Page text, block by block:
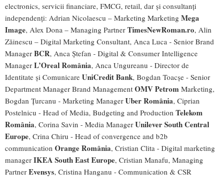
electronics, servicii financiare, FMCG, retail, dar şi consultanţi
independenţi: Adrian Nicolaescu – Marketing Marketing Mega
Image, Alex Dona – Managing Partner TimesNewRoman.ro, Alin
Zăinescu – Digital Marketing Consultant, Anca Luca - Senior Brand
Manager BCR, Anca Ştefan - Digital & Consumer Intelligence
Manager L’Oreal România, Anca Ungureanu - Director de
Identitate și Comunicare UniCredit Bank, Bogdan Toacșe - Senior
Department Manager Brand Management OMV Petrom Marketing,
Bogdan Țurcanu - Marketing Manager Uber România, Ciprian
Postelnicu - Head of Media, Budgeting and Production Telekom
România, Corina Savin - Media Manager Unilever South Central
Europe, Crina Chiru - Head of convergence and b2b
communication Orange România, Cristian Clita - Digital marketing
manager IKEA South East Europe, Cristian Manafu, Managing
Partner Evensys, Cristina Hanganu - Communication & CSR